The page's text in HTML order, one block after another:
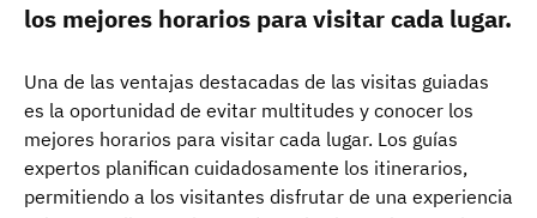
los mejores horarios para visitar cada lugar.
Una de las ventajas destacadas de las visitas guiadas
es la oportunidad de evitar multitudes y conocer los
mejores horarios para visitar cada lugar. Los guías
expertos planifican cuidadosamente los itinerarios,
permitiendo a los visitantes disfrutar de una experiencia